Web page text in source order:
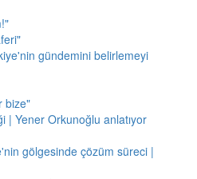
gündemini belirlemeyi
bize"
| Yener Orkunoğlu anlatıyor
gölgesinde çözüm süreci |